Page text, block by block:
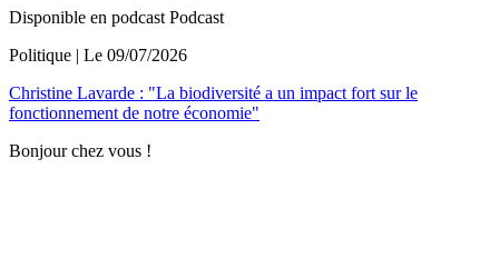
Disponible en podcast Podcast
Politique | Le 09/07/2026
Christine Lavarde : "La biodiversité a un impact fort sur le
fonctionnement de notre économie"
Bonjour chez vous !